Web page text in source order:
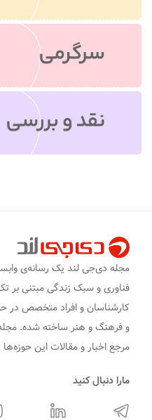
مجله دی‌جی لند یک رسانه‌ی
فناوری و سبک زندگی مبتنی بر
کارشناسان و افراد متخصص در
و فرهنگ و هنر ساخته شده.
مرجع اخبار و مقالات این حوزه‌ها
مارا دنبال کنید